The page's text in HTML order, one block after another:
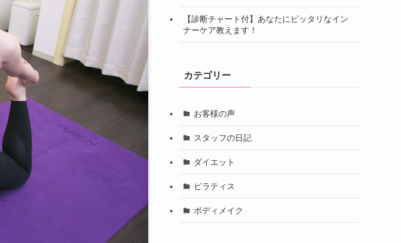
【診断チャート付】あなたにピッタリなイン
ナーケア教えます！
カテゴリー
お客様の声
スタッフの日記
ダイエット
ピラティス
ボディメイク